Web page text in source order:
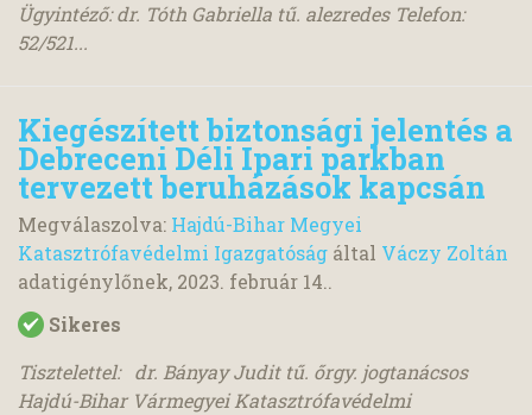
Ügyintéző: dr. Tóth Gabriella tű. alezredes Telefon:
52/521...
Kiegészített biztonsági jelentés a
Debreceni Déli Ipari parkban
tervezett beruházások kapcsán
Megválaszolva: Hajdú-Bihar Megyei
Katasztrófavédelmi Igazgatóság által Váczy Zoltán
adatigénylőnek, 2023. február 14..
Sikeres
Tisztelettel: dr. Bányay Judit tű. őrgy. jogtanácsos
Hajdú-Bihar Vármegyei Katasztrófavédelmi